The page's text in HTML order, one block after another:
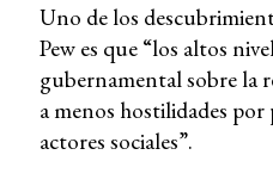
Uno de los
Pew es que “los altos
gubernamental sobre la
a menos hostilidades por
actores sociales”.